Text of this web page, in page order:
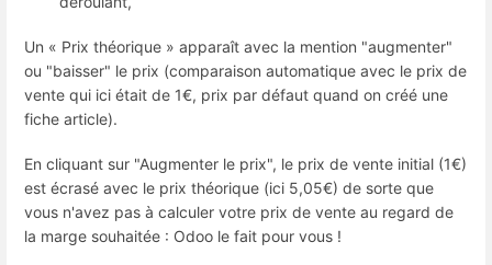
Un « Prix théorique » apparaît avec la mention "augmenter"
ou "baisser" le prix (comparaison automatique avec le prix de
vente qui ici était de 1€, prix par défaut quand on créé une
fiche article).
En cliquant sur "Augmenter le prix", le prix de vente initial (1€)
est écrasé avec le prix théorique (ici 5,05€) de sorte que
vous n'avez pas à calculer votre prix de vente au regard de
la marge souhaitée : Odoo le fait pour vous !